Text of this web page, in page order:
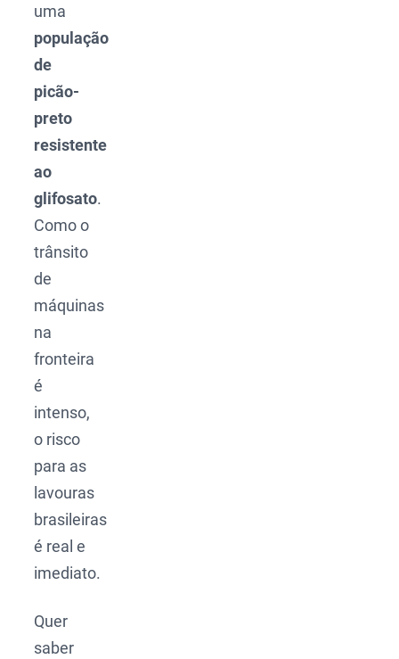
uma
população
de
picão-
preto
resistente
ao
glifosato.
Como o
trânsito
de
máquinas
na
fronteira
é
intenso,
o risco
para as
lavouras
brasileiras
é real e
imediato.
Quer
saber